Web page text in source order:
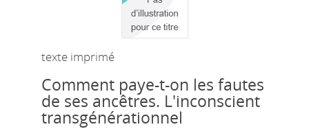
texte imprimé
Comment paye-t-on les fautes
de ses ancêtres. L'inconscient
transgénérationnel